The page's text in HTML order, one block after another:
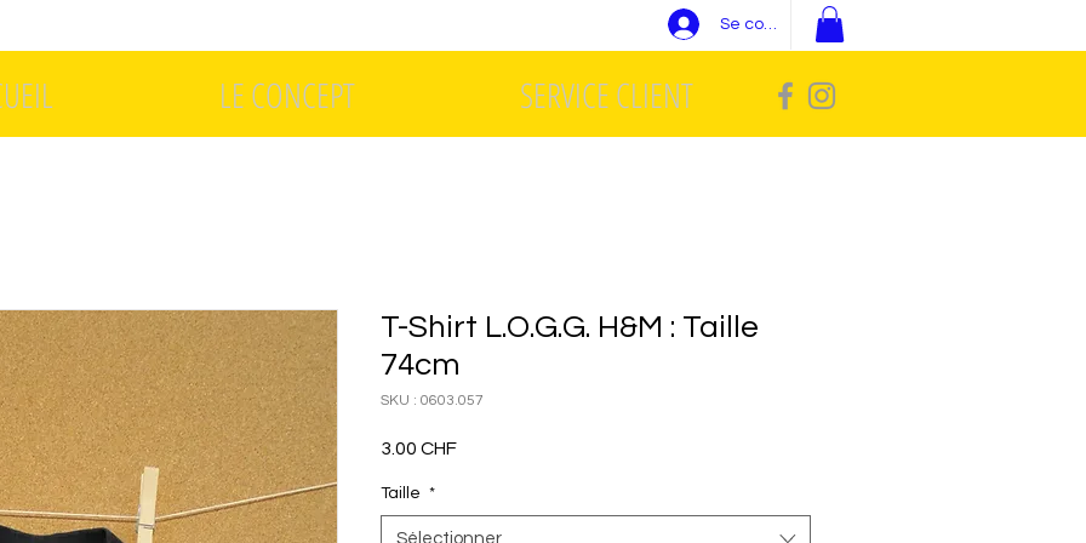
Se connecter
LE CONCEPT SERVICE CLIENT
T-Shirt L.O.G.G. H&M : Taille
74cm
SKU : 0603.057
3.00 CHFPrix
Taille *
Sélectionner